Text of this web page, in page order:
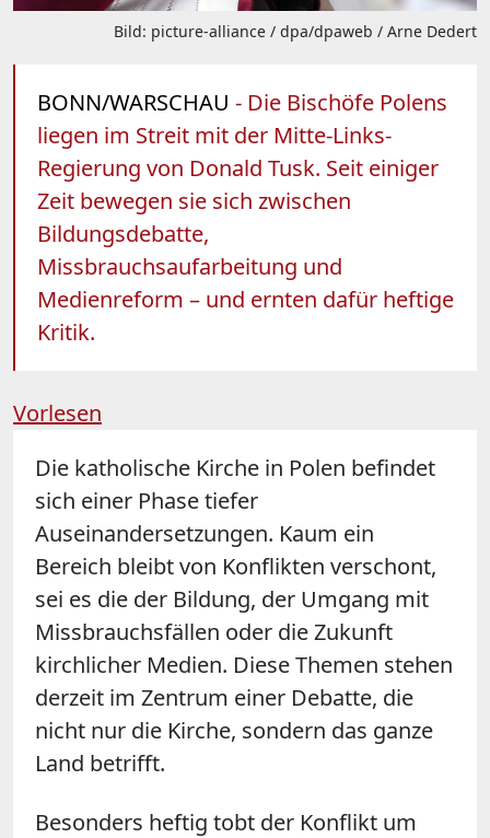
Bild: picture-alliance / dpa/dpaweb / Arne Dedert
BONN/WARSCHAU - Die Bischöfe Polens
liegen im Streit mit der Mitte-Links-
Regierung von Donald Tusk. Seit einiger
Zeit bewegen sie sich zwischen
Bildungsdebatte,
Missbrauchsaufarbeitung und
Medienreform – und ernten dafür heftige
Kritik.
Vorlesen
Die katholische Kirche in Polen befindet
sich einer Phase tiefer
Auseinandersetzungen. Kaum ein
Bereich bleibt von Konflikten verschont,
sei es die der Bildung, der Umgang mit
Missbrauchsfällen oder die Zukunft
kirchlicher Medien. Diese Themen stehen
derzeit im Zentrum einer Debatte, die
nicht nur die Kirche, sondern das ganze
Land betrifft.
Besonders heftig tobt der Konflikt um